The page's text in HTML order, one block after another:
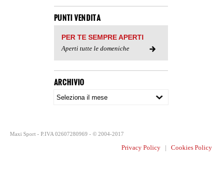
PUNTI VENDITA
PER TE SEMPRE APERTI
Aperti tutte le domeniche
ARCHIVIO
Maxi Sport - P.IVA 02607280969 - © 2004-2017
Privacy Policy| Cookies Policy